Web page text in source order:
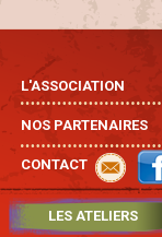
L'ASSOCIATION
NOS PARTENAIRES
CONTACT
LES ATELIERS